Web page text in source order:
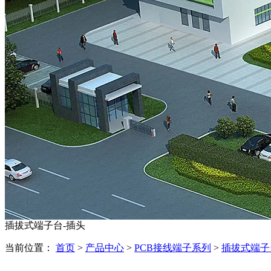
插拔式端子台-插头
当前位置： 首页 > 产品中心 > PCB接线端子系列 > 插拔式端